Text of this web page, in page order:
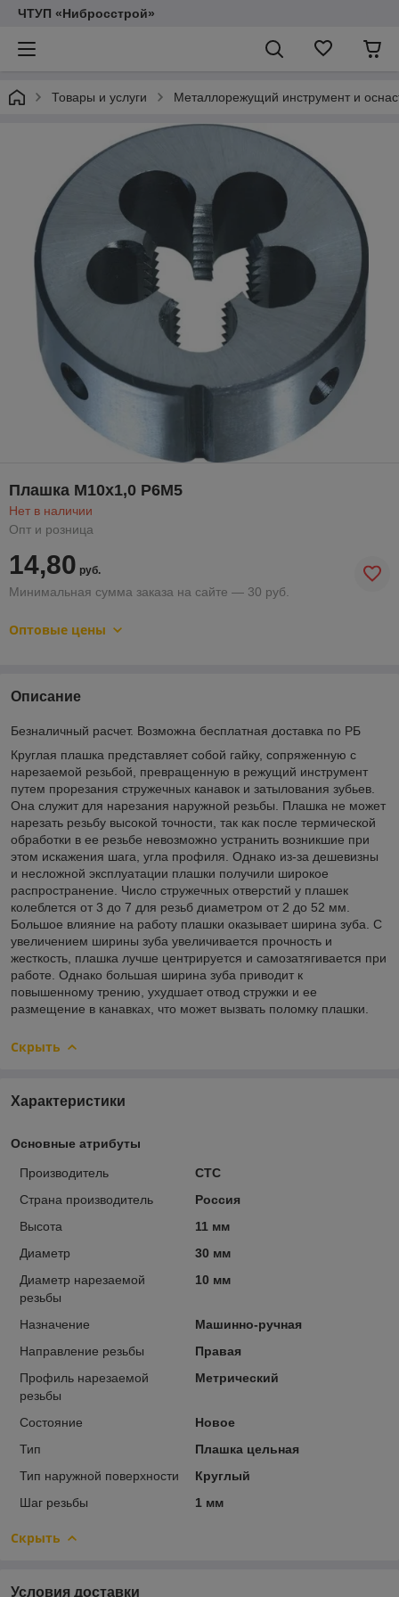
ЧТУП «Нибросстрой»
Товары и услуги Металлорежущий инструмент и
Плашка М10х1,0 Р6М5
Нет в наличии
Опт и розница
14,80 руб.
Минимальная сумма заказа на сайте — 30 руб.
Оптовые цены
Описание
Безналичный расчет. Возможна бесплатная доставка по РБ
Круглая плашка представляет собой гайку, сопряженную с
нарезаемой резьбой, превращенную в режущий инструмент
путем прорезания стружечных канавок и затылования зубьев.
Она служит для нарезания наружной резьбы. Плашка не может
нарезать резьбу высокой точности, так как после термической
обработки в ее резьбе невозможно устранить возникшие при
этом искажения шага, угла профиля. Однако из-за дешевизны
и несложной эксплуатации плашки получили широкое
распространение. Число стружечных отверстий у плашек
колеблется от 3 до 7 для резьб диаметром от 2 до 52 мм.
Большое влияние на работу плашки оказывает ширина зуба. С
увеличением ширины зуба увеличивается прочность и
жесткость, плашка лучше центрируется и самозатягивается при
работе. Однако большая ширина зуба приводит к
повышенному трению, ухудшает отвод стружки и ее
размещение в канавках, что может вызвать поломку плашки.
Скрыть
Характеристики
Основные атрибуты
Производитель
CTC
Страна производитель
Россия
Высота
11 мм
Диаметр
30 мм
Диаметр нарезаемой
резьбы
10 мм
Назначение
Машинно-ручная
Направление резьбы
Правая
Профиль нарезаемой
резьбы
Метрический
Состояние
Новое
Тип
Плашка цельная
Тип наружной поверхности
Круглый
Шаг резьбы
1 мм
Скрыть
Условия доставки